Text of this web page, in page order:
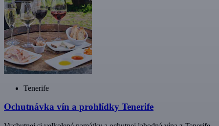
Tenerife
Ochutnávka vín a prohlídky Tenerife